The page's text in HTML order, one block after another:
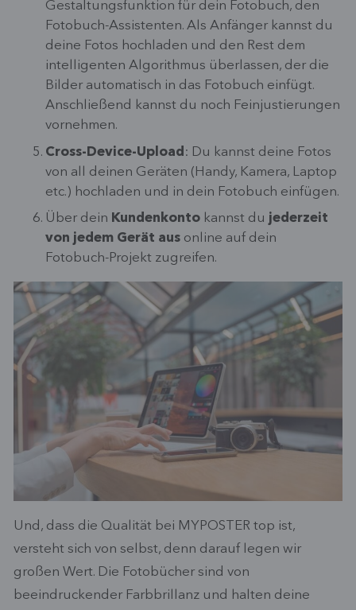
Gestaltungsfunktion für dein Fotobuch, den
Fotobuch-Assistenten. Als Anfänger kannst du
deine Fotos hochladen und den Rest dem
intelligenten Algorithmus überlassen, der die
Bilder automatisch in das Fotobuch einfügt.
Anschließend kannst du noch Feinjustierungen
vornehmen.
Cross-Device-Upload : Du kannst deine Fotos
von all deinen Geräten (Handy, Kamera, Laptop
etc.) hochladen und in dein Fotobuch einfügen.
Über dein Kundenkonto kannst du jederzeit
von jedem Gerät aus online auf dein
Fotobuch-Projekt zugreifen.
Und, dass die Qualität bei MYPOSTER top ist,
versteht sich von selbst, denn darauf legen wir
großen Wert. Die Fotobücher sind von
beeindruckender Farbbrillanz und halten deine